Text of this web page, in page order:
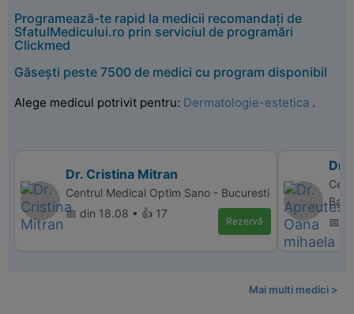
Programează-te rapid la medicii recomandați de
SfatulMedicului.ro prin serviciul de programări
Clickmed
Găsești peste 7500 de medici cu program disponibil
Alege medicul potrivit pentru: Dermatologie-estetica .
Dr. Cristina Mitran
Centrul Medical Optim Sano - Bucuresti
📅 din 18.08 • 👍 17
Rezervă
Dr.
📅
Mai multi medici >